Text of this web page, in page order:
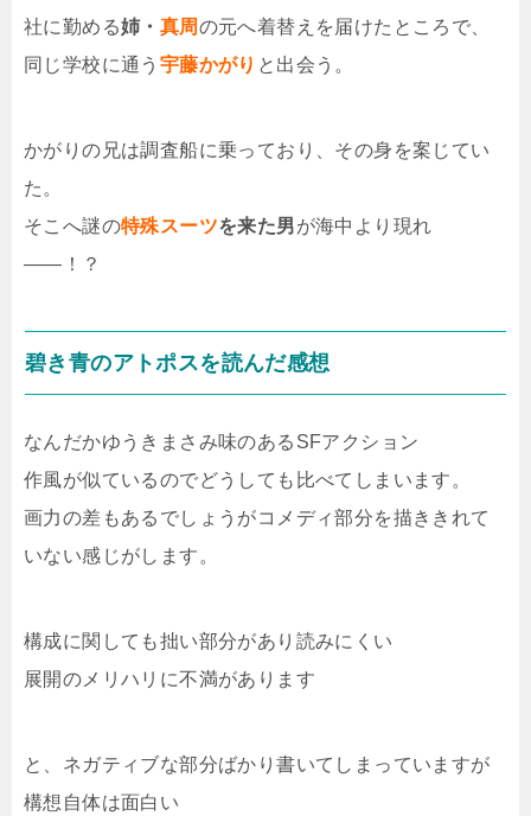
社に勤める姉・ 真周の元へ着替えを届けたところで、
同じ学校に通う 宇藤かがり と出会う。
かがりの兄は調査船に乗っており、その身を案じてい
た。
そこへ謎の特殊スーツを来た男が海中より現れ
――！？
碧き青のアトポスを読んだ感想
なんだかゆうきまさみ味のあるSFアクション
作風が似ているのでどうしても比べてしまいます。
画力の差もあるでしょうがコメディ部分を描ききれて
いない感じがします。
構成に関しても拙い部分があり読みにくい
展開のメリハリに不満があります
と、ネガティブな部分ばかり書いてしまっていますが
構想自体は面白い